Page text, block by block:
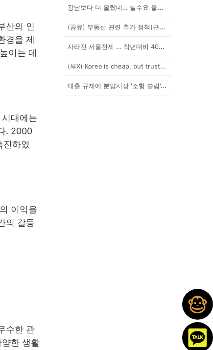
산의 인
경을 제
이는 데
대에는
. 2000
진하였
이익을
의 갈등
수한 관
한 생활
강남보다 더 올랐네… 실수요 몰린 이곳은?
(공유) 부동산 관련 추가 정책(규제) 발표 예상됩니다...
사라진 서울전세 … 작년대비 40% '뚝'
(부X) Korea is cheap, but trust...
대출 규제에 분양시장 '소형 쏠림'…20평 이하 경쟁률...